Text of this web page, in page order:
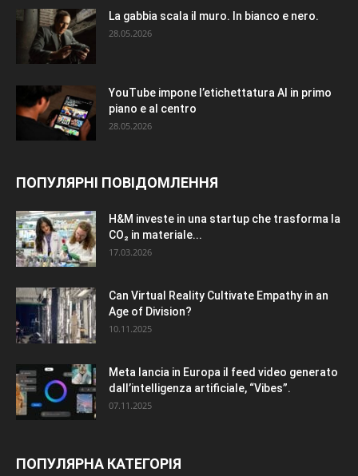
La gabbia scala il muro. In bianco e nero.
28.05.2026
YouTube impone l’etichettatura AI in primo
piano e al centro
28.05.2026
ПОПУЛЯРНІ ПОВІДОМЛЕННЯ
H&M investe in una startup che trasforma la
CO₂ in materiale...
17.03.2026
Can Virtual Reality Cultivate Empathy in an
Age of Division?
10.11.2025
Meta lancia in Europa il feed video generato
dall’intelligenza artificiale, “Vibes”.
07.11.2025
ПОПУЛЯРНА КАТЕГОРІЯ